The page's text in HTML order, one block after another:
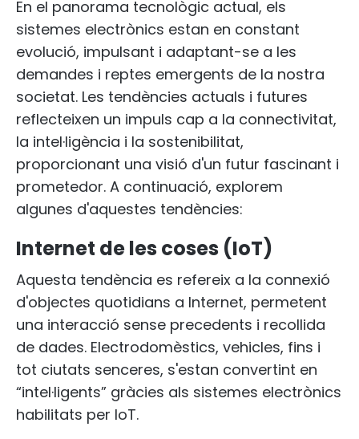
En el panorama tecnològic actual, els
sistemes electrònics estan en constant
evolució, impulsant i adaptant-se a les
demandes i reptes emergents de la nostra
societat. Les tendències actuals i futures
reflecteixen un impuls cap a la connectivitat,
la intel·ligència i la sostenibilitat,
proporcionant una visió d'un futur fascinant i
prometedor. A continuació, explorem
algunes d'aquestes tendències:
Internet de les coses (IoT)
Aquesta tendència es refereix a la connexió
d'objectes quotidians a Internet, permetent
una interacció sense precedents i recollida
de dades. Electrodomèstics, vehicles, fins i
tot ciutats senceres, s'estan convertint en
“intel·ligents” gràcies als sistemes electrònics
habilitats per IoT.